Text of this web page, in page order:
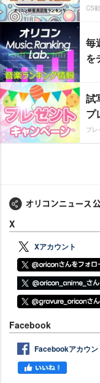
CS
毎
を
試
プ
プレ
X
Xアカウント
Facebook
Facebookアカウン